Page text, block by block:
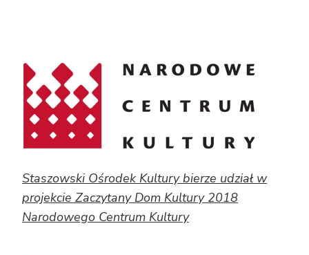
Staszowski Ośrodek Kultury bierze udział w
projekcie Zaczytany Dom Kultury 2018
Narodowego Centrum Kultury